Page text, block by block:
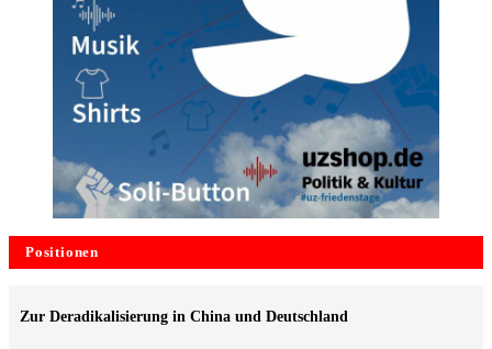
Positionen
Zur Deradikalisierung in China und Deutschland